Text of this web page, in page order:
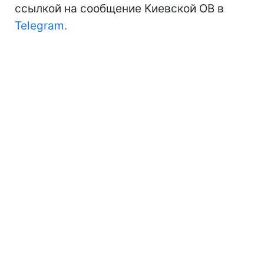
ссылкой на сообщение Киевской ОВ в
Telegram.